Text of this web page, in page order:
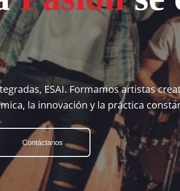
ESAI. Formamos artistas
la innovación y la práctica
Contáctanos